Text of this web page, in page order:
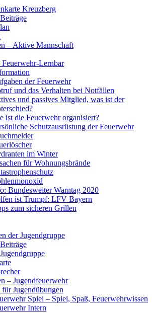
Kreuzberg
– Aktive Mannschaft
Feuerwehr-Lernbar
der Feuerwehr
und das Verhalten bei Notfällen
und passives Mitglied, was ist der
ist die Feuerwehr organisiert?
Schutzausrüstung der Feuerwehr
im Winter
für Wohnungsbrände
Bundesweiter Warntag 2020
ist Trumpf: LFV Bayern
zum sicheren Grillen
der Jugendgruppe
– Jugendfeuerwehr
Jugendübungen
Spiel – Spiel, Spaß, Feuerwehrwissen
Intern